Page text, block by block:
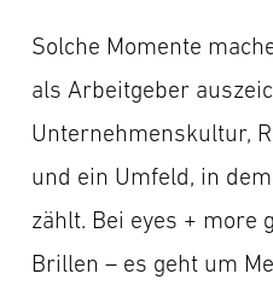
Solche Momente
als Arbeitgeber
Unternehmenskultur,
und ein Umfeld, in
zählt. Bei eyes + more
Brillen – es geht um